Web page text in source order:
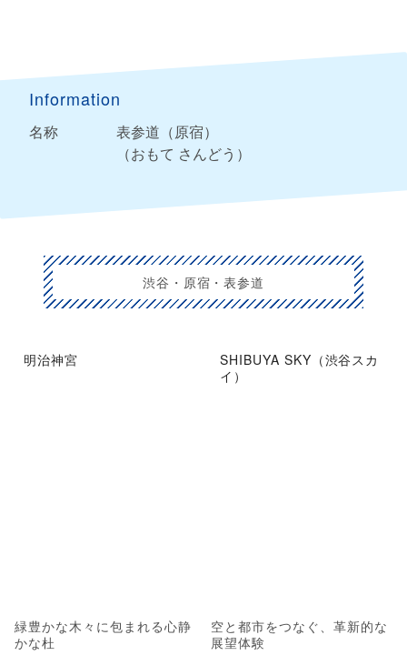
Information
名称
表参道（原宿）
（おもて さんどう）
渋谷・原宿・表参道
明治神宮
緑豊かな木々に包まれる心静
かな杜
SHIBUYA SKY（渋谷スカ
イ）
空と都市をつなぐ、革新的な
展望体験